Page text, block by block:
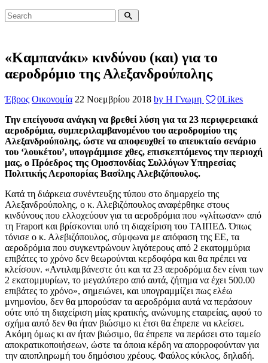
«Καμπανάκι» κινδύνου (και) για το
αεροδρόμιο της Αλεξανδρούπολης
Έβρος Οικονομία 22 Νοεμβρίου 2018 by Η Γνωμη 0Likes
Την επείγουσα ανάγκη να βρεθεί λύση για τα 23 περιφερειακά
αεροδρόμια, συμπεριλαμβανομένου του αεροδρομίου της
Αλεξανδρούπολης, ώστε να αποφευχθεί το απευκταίο σενάριο
του ‘λουκέτου’, υπογράμμισε χθες, επισκεπτόμενος την περιοχή
μας, ο Πρόεδρος της Ομοσπονδίας Συλλόγων Υπηρεσίας
Πολιτικής Αεροπορίας Βασίλης Αλεβιζόπουλος.
Κατά τη διάρκεια συνέντευξης τύπου στο δημαρχείο της
Αλεξανδρούπολης, ο κ. Αλεβιζόπουλος αναφέρθηκε στους
κινδύνους που ελλοχεύουν για τα αεροδρόμια που «γλίτωσαν» από
τη Fraport και βρίσκονται υπό τη διαχείριση του ΤΑΙΠΕΔ. Όπως
τόνισε ο κ. Αλεβιζόπουλος, σύμφωνα με απόφαση της ΕΕ, τα
αεροδρόμια που συγκεντρώνουν λιγότερους από 2 εκατομμύρια
επιβάτες το χρόνο δεν θεωρούνται κερδοφόρα και θα πρέπει να
κλείσουν. «Αντιλαμβάνεστε ότι και τα 23 αεροδρόμια δεν είναι των
2 εκατομμυρίων, το μεγαλύτερο από αυτά, ζήτημα να έχει 500.00
επιβάτες το χρόνο», σημειώνει, και υπογραμμίζει πως ελέω
μνημονίου, δεν θα μπορούσαν τα αεροδρόμια αυτά να περάσουν
ούτε υπό τη διαχείριση μίας κρατικής, ανώνυμης εταιρείας, αφού το
σχήμα αυτό δεν θα ήταν βιώσιμο κι έτσι θα έπρεπε να κλείσει.
Ακόμη όμως κι αν ήταν βιώσιμο, θα έπρεπε να περάσει στο ταμείο
αποκρατικοποιήσεων, ώστε τα όποια κέρδη να απορροφούνταν για
την αποπληρωμή του δημόσιου χρέους. Φαύλος κύκλος, δηλαδή.